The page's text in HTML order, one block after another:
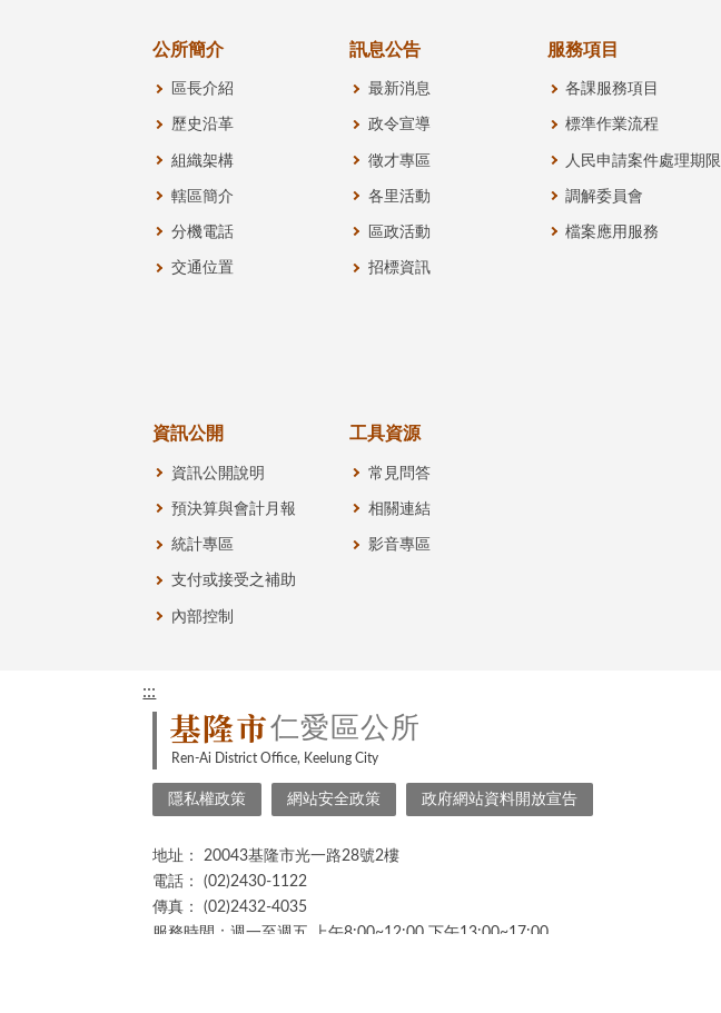
公所簡介
區長介紹
歷史沿革
組織架構
轄區簡介
分機電話
交通位置
訊息公告
最新消息
政令宣導
徵才專區
各里活動
區政活動
招標資訊
服務項目
各課服務項目
標準作業流程
人民申請案件處理期限
調解委員會
檔案應用服務
資訊公開
資訊公開說明
預決算與會計月報
統計專區
支付或接受之補助
內部控制
工具資源
常見問答
相關連結
影音專區
:::
基隆市仁愛區公所
Ren-Ai District Office, Keelung City
隱私權政策 網站安全政策 政府網站資料開放宣告
地址：
20043基隆市光一路28號2樓
電話：
(02)2430-1122
傳真：
(02)2432-4035
服務時間：週一至週五 上午8:00~12:00 下午13:00~17:00